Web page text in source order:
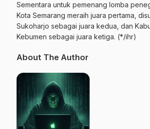
Sementara untuk pemenang lomba
Kota Semarang meraih juara pertama,
Sukoharjo sebagai juara kedua, dan
Kebumen sebagai juara ketiga. (*/ihr)
About The Author